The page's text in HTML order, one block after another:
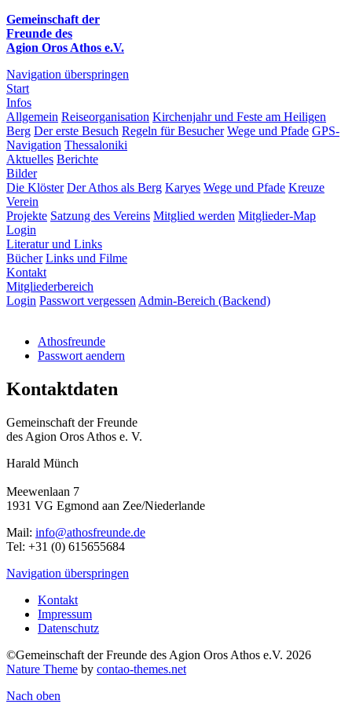
Gemeinschaft der
Freunde des
Agion Oros Athos e.V.
Navigation überspringen
Start
Infos
Allgemein Reiseorganisation Kirchenjahr und Feste am Heiligen
Berg Der erste Besuch Regeln für Besucher Wege und Pfade GPS-
Navigation Thessaloniki
Aktuelles Berichte
Bilder
Die Klöster Der Athos als Berg Karyes Wege und Pfade Kreuze
Verein
Projekte Satzung des Vereins Mitglied werden Mitglieder-Map
Login
Literatur und Links
Bücher Links und Filme
Kontakt
Mitgliederbereich
Login Passwort vergessen Admin-Bereich (Backend)
Athosfreunde
Passwort aendern
Kontaktdaten
Gemeinschaft der Freunde
des Agion Oros Athos e. V.
Harald Münch
Meewenlaan 7
1931 VG Egmond aan Zee/Niederlande
Mail: info@athosfreunde.de
Tel: +31 (0) 615655684
Navigation überspringen
Kontakt
Impressum
Datenschutz
©Gemeinschaft der Freunde des Agion Oros Athos e.V. 2026
Nature Theme by contao-themes.net
Nach oben